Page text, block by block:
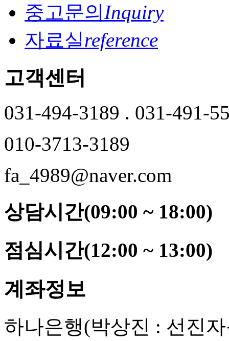
중고문의Inquiry
자료실reference
고객센터
031-494-3189 . 031-491-
010-3713-3189
fa_4989@naver.com
상담시간(09:00 ~ 18:00)
점심시간(12:00 ~ 13:00)
계좌정보
하나은행(박상진 : 선진